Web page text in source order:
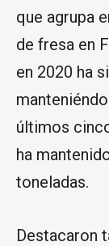
que agrupa
de fresa en
en 2020 ha
últimos
ha
toneladas.
Destacaron